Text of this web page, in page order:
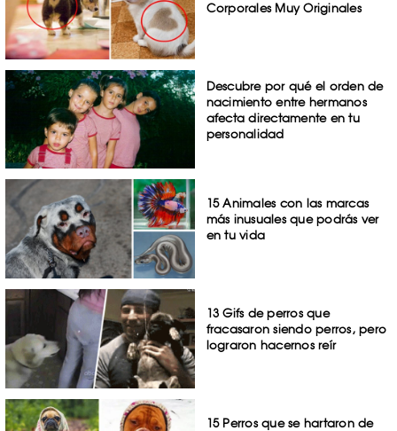
Corporales Muy Originales
Descubre por qué el orden de
nacimiento entre hermanos
afecta directamente en tu
personalidad
15 Animales con las marcas
más inusuales que podrás ver
en tu vida
13 Gifs de perros que
fracasaron siendo perros, pero
lograron hacernos reír
15 Perros que se hartaron de